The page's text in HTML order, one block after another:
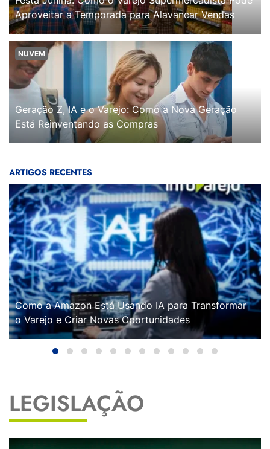
Aproveitar a Temporada para Alavancar Vendas
NUVEM
Geração Z, IA e o Varejo: Como a Nova Geração
Está Reinventando as Compras
ARTIGOS RECENTES
Como a Amazon Está Usando IA para Transformar
o Varejo e Criar Novas Oportunidades
LEGISLAÇÃO